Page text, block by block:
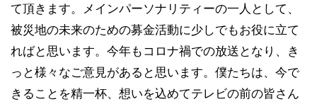
て頂きます。メインパーソナリティーの一人として、
被災地の未来のための募金活動に少しでもお役に立て
ればと思います。今年もコロナ禍での放送となり、き
っと様々なご意見があると思います。僕たちは、今で
きることを精一杯、想いを込めてテレビの前の皆さん